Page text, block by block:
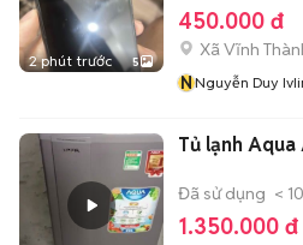
2 phút trước 5
450.000 đ
Xã Vĩnh
NNguyễn Duy
Tủ lạnh Aqua
Đã sử dụng <
1.350.000 đ